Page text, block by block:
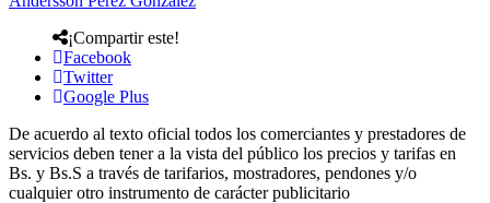
¡Compartir este!
Facebook
Twitter
Google Plus
De acuerdo al texto oficial todos los comerciantes y prestadores de
servicios deben tener a la vista del público los precios y tarifas en
Bs. y Bs.S a través de tarifarios, mostradores, pendones y/o
cualquier otro instrumento de carácter publicitario